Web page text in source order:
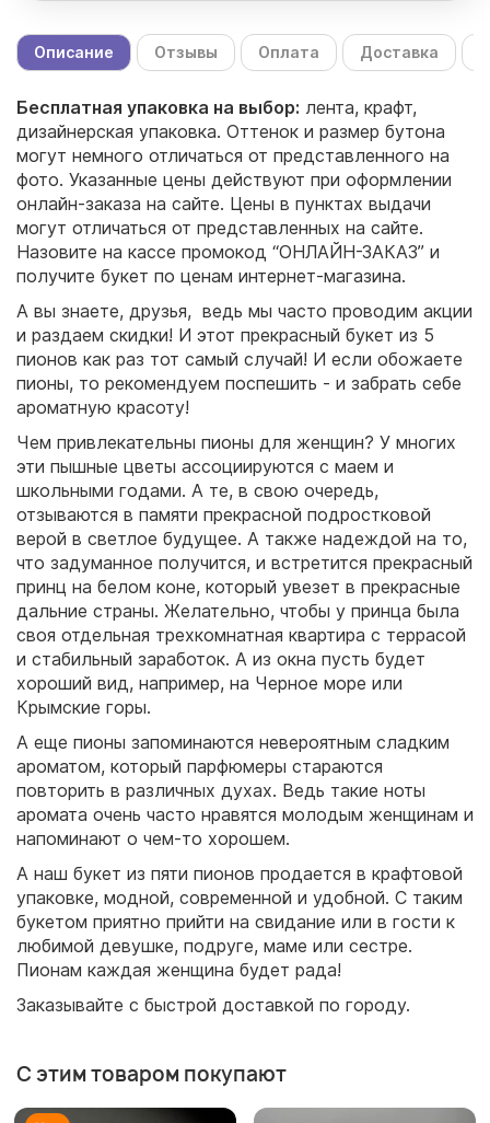
Описание Отзывы Оплата Доставка
Бесплатная упаковка на выбор: лента, крафт,
дизайнерская упаковка. Оттенок и размер бутона
могут немного отличаться от представленного на
фото. Указанные цены действуют при оформлении
онлайн-заказа на сайте. Цены в пунктах выдачи
могут отличаться от представленных на сайте.
Назовите на кассе промокод “ОНЛАЙН-ЗАКАЗ” и
получите букет по ценам интернет-магазина.
А вы знаете, друзья, ведь мы часто проводим акции
и раздаем скидки! И этот прекрасный букет из 5
пионов как раз тот самый случай! И если обожаете
пионы, то рекомендуем поспешить - и забрать себе
ароматную красоту!
Чем привлекательны пионы для женщин? У многих
эти пышные цветы ассоциируются с маем и
школьными годами. А те, в свою очередь,
отзываются в памяти прекрасной подростковой
верой в светлое будущее. А также надеждой на то,
что задуманное получится, и встретится прекрасный
принц на белом коне, который увезет в прекрасные
дальние страны. Желательно, чтобы у принца была
своя отдельная трехкомнатная квартира с террасой
и стабильный заработок. А из окна пусть будет
хороший вид, например, на Черное море или
Крымские горы.
А еще пионы запоминаются невероятным сладким
ароматом, который парфюмеры стараются
повторить в различных духах. Ведь такие ноты
аромата очень часто нравятся молодым женщинам и
напоминают о чем-то хорошем.
А наш букет из пяти пионов продается в крафтовой
упаковке, модной, современной и удобной. С таким
букетом приятно прийти на свидание или в гости к
любимой девушке, подруге, маме или сестре.
Пионам каждая женщина будет рада!
Заказывайте с быстрой доставкой по городу.
С этим товаром покупают